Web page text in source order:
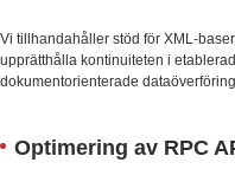
Vi tillhandahåller stöd för XML-
upprätthålla kontinuiteten i
dokumentorienterade
Optimering av RPC